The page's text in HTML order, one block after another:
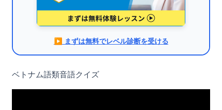
▶︎ まずは無料でレベル診断を受ける
ベトナム語類音語クイズ